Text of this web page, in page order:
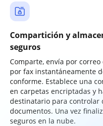
Compartición y
seguros
Comparte, envía por
por fax instantáneamente
conforme. Establece una
en carpetas encriptadas y
destinatario para controlar
documentos. Una vez
seguros en la nube.